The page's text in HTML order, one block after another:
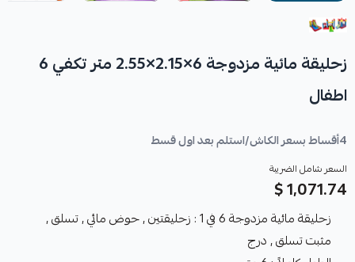
زحليقة مائية مزدوجة 6×2.15×2.55 متر تكفي 6
اطفال
4أقساط بسعر الكاش/استلم بعد اول قسط
السعر شامل الضريبة
1,071.74 $
زحليقة مائية مزدوجة 6 في 1 : زحليقتين , حوض مائي , تسلق ,
مثبت تسلق , درج